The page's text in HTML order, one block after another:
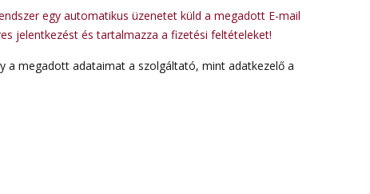
egy automatikus üzenetet küld a megadott E-mail
jelentkezést és tartalmazza a fizetési feltételeket!
a megadott adataimat a szolgáltató, mint adatkezelő a